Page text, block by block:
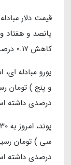
پانصد و هفتاد
کاهش ۰.۱۷ درصدی داشته است.
درصدی داشته
درصدی داشته